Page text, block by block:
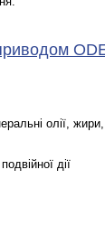
олії,
дії